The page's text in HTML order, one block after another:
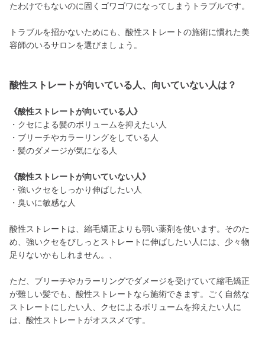
たわけでもないのに固くゴワゴワになってしまうトラブルです。
トラブルを招かないためにも、酸性ストレートの施術に慣れた美
容師のいるサロンを選びましょう。
酸性ストレートが向いている人、向いていない人は？
《酸性ストレートが向いている人》
・クセによる髪のボリュームを抑えたい人
・ブリーチやカラーリングをしている人
・髪のダメージが気になる人
《酸性ストレートが向いていない人》
・強いクセをしっかり伸ばしたい人
・臭いに敏感な人
酸性ストレートは、縮毛矯正よりも弱い薬剤を使います。そのた
め、強いクセをびしっとストレートに伸ばしたい人には、少々物
足りないかもしれません。、
ただ、ブリーチやカラーリングでダメージを受けていて縮毛矯正
が難しい髪でも、酸性ストレートなら施術できます。ごく自然な
ストレートにしたい人、クセによるボリュームを抑えたい人に
は、酸性ストレートがオススメです。